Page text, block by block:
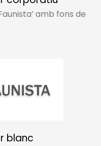
amb fons de
blanc